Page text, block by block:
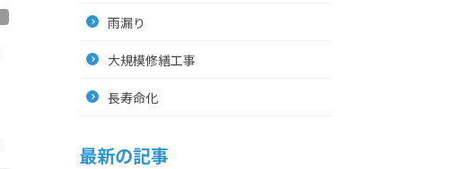
雨漏り
大規模修繕工事
長寿命化
最新の記事